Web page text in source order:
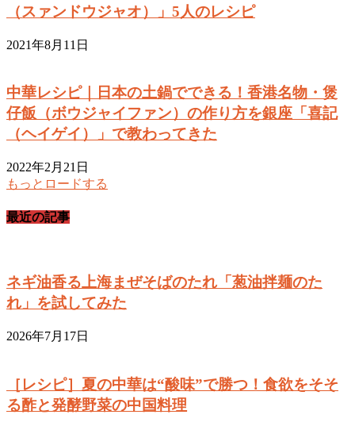
（スァンドウジャオ）」5人のレシピ
2021年8月11日
中華レシピ｜日本の土鍋でできる！香港名物・煲
仔飯（ボウジャイファン）の作り方を銀座「喜記
（ヘイゲイ）」で教わってきた
2022年2月21日
もっとロードする
最近の記事
ネギ油香る上海まぜそばのたれ「葱油拌麺のた
れ」を試してみた
2026年7月17日
［レシピ］夏の中華は“酸味”で勝つ！食欲をそそ
る酢と発酵野菜の中国料理